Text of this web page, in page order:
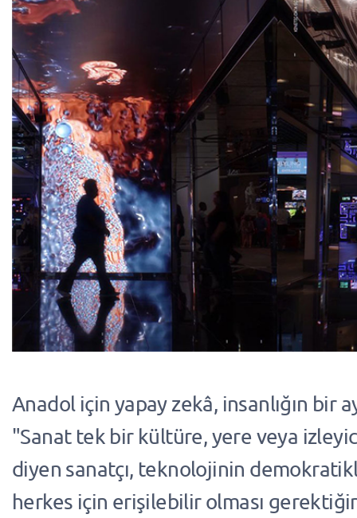
Anadol için yapay zekâ, insanlığın bir
"Sanat tek bir kültüre, yere veya
diyen sanatçı, teknolojinin
herkes için erişilebilir olması